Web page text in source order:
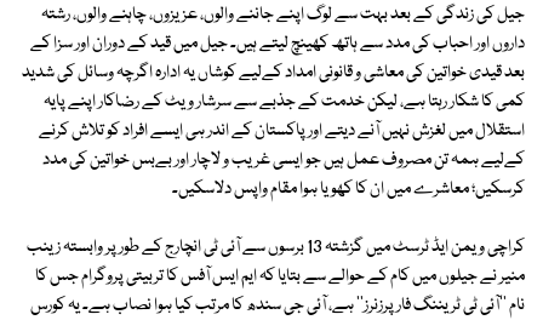
جیل کی زندگی کے بعد بہت سے لوگ اپنے جاننے والوں، عزیزوں، چاہنے والوں، رشتہ
داروں اور احباب کی مدد سے ہاتھ کھینچ لیتے ہیں۔ جیل میں قید کے دوران اور سزا کے
بعد قیدی خواتین کی معاشی و قانونی امداد کےلیے کوشاں یہ ادارہ اگرچہ وسائل کی شدید
کمی کا شکار رہتا ہے، لیکن خدمت کے جذبے سے سرشار ویٹ کے رضاکار اپنے پایہ
استقلال میں لغزش نہیں آنے دیتے اور پاکستان کے اندر ہی ایسے افراد کو تلاش کرنے
کےلیے ہمہ تن مصروف عمل ہیں جو ایسی غریب و لاچار اور بےبس خواتین کی مدد
کرسکیں؛ معاشرے میں ان کا کھویا ہوا مقام واپس دلاسکیں۔
کراچی ویمن ایڈ ٹرسٹ میں گزشتہ 13 برسوں سے آئی ٹی انچارج کے طور پر وابستہ زینب
منیر نے جیلوں میں کام کے حوالے سے بتایا کہ ایم ایس آفس کا تربیتی پروگرام جس کا
نام ''آئی ٹی ٹریننگ فار پرزنرز'' ہے، آئی جی سندھ کا مرتب کیا ہوا نصاب ہے۔ یہ کورس